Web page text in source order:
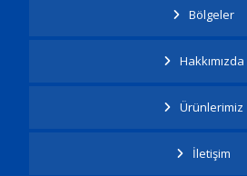
Bölgeler
Hakkımızda
Ürünlerimiz
İletişim